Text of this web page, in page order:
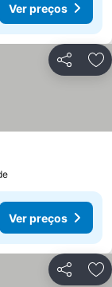
Ver preços
Partilhar
Ver preços
Partilhar